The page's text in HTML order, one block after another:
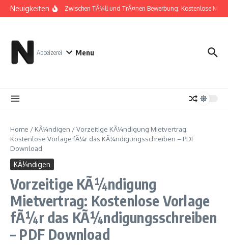
Zum Inhalt springen
Neuigkeiten Zwischen TÃ¼ll und TrÃ¤nen Bewerbung: Kostenlose
Abbeizerei Menu
Home / KÃ¼ndigen /Vorzeitige KÃ¼ndigung Mietvertrag:
Kostenlose Vorlage fÃ¼r das KÃ¼ndigungsschreiben – PDF
Download
KÃ¼ndigen
Vorzeitige KÃ¼ndigung
Mietvertrag: Kostenlose Vorlage
fÃ¼r das KÃ¼ndigungsschreiben
– PDF Download